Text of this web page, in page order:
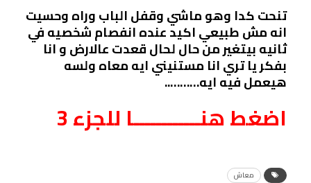
تنحت كدا وهو ماشي وقفل الباب وراه وحسيت
انه مش طبيعي اكيد عنده انفصام شخصيه في
ثانيه بيتغير من حال لحال قعدت عالارض و انا
بفكر يا تري انا مستنيني ايه معاه ولسه
هيعمل فيه ايه………..
اضغط هنــــــــــــا للجزء 3
معاش